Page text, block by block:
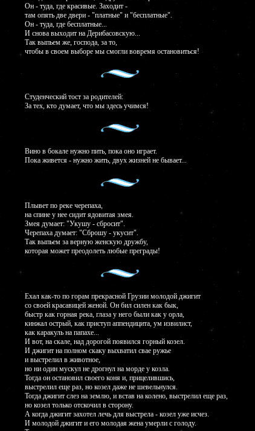
Он - туда, где красивые. Заходит -
там опять две двери - "платные" и "бесплатные".
Он - туда, где бесплатные...
И снова выходит на Дерибасовскую...
Так выпьем же, господа, за то,
чтобы в своем выборе мы смогли вовремя остановиться!
Студенческий тост за родителей:
За тех, кто думает, что мы здесь учимся!
Вино в бокале нужно пить, пока оно играет.
Пока живется - нужно жить, двух жизней не бывает...
Плывет по реке черепаха,
на спине у нее сидит ядовитая змея.
Змея думает: "Укушу - сбросит".
Черепаха думает: "Сброшу - укусит".
Так выпьем за верную женскую дружбу,
которая может преодолеть любые преграды!
Ехал как-то по горам прекрасной Грузии молодой джигит
со своей красавицей женой. Он бил силен как бык,
быстр как горная река, глаза у него были как у орла,
кинжал острый, как приступ аппендицита, ум извилист,
как каракуль на папахе...
И вот, на скале, над дорогой появился горный козел.
И джигит на полном скаку выхватил свае ружье
и выстрелил в животное,
но ни один мускул не дрогнул на морде у козла.
Тогда он остановил своего коня и, прицелившись,
выстрелил еще раз, но козел даже не шевельнулся.
Тогда джигит слез на землю, и встав на колено, выстрелил еще раз,
но козел только отскочил в сторону.
А когда джигит захотел лечь для выстрела - козел уже исчез.
И молодой джигит и его молодая жена умерли с голоду.